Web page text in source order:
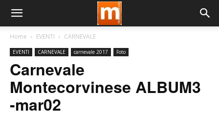
Home EVENTI CARNEVALE
EVENTI CARNEVALE carnevale 2017 Foto
Carnevale
Montecorvinese ALBUM3
-mar02